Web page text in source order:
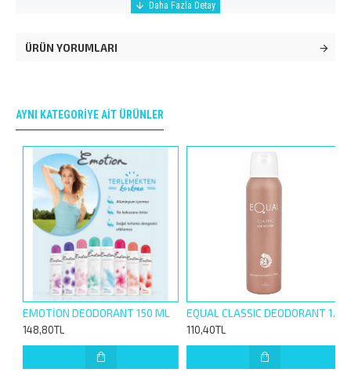
ÜRÜN YORUMLARI
AYNI KATEGORIYE AIT ÜRÜNLER
EMOTİON DEODORANT 150 ML
148,80TL
EQUAL CLASSIC DEODORANT 150ML FOR WOMEN
110,40TL